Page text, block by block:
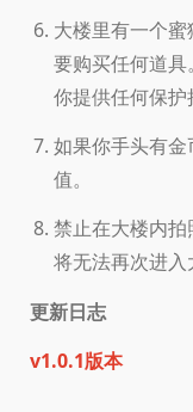
大楼里有一个
要购买任何道
你提供任何保护
如果你手头有
值。
禁止在大楼内
将无法再次进入
更新日志
v1.0.1版本